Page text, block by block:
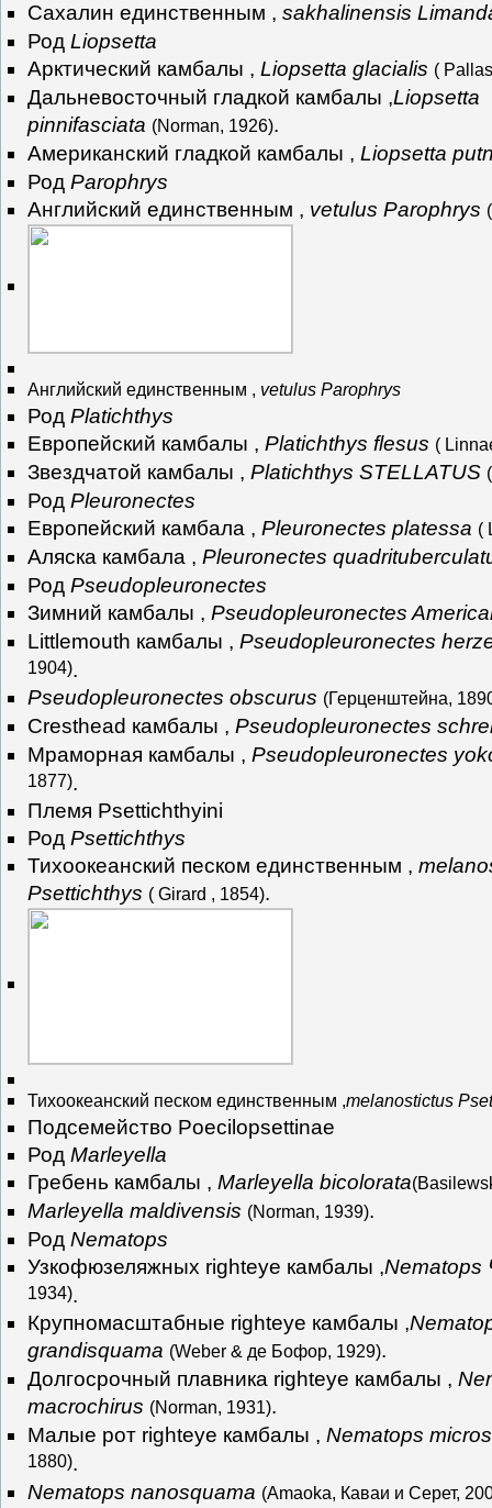
Сахалин единственным ,sakhalinensis
РодLiopsetta
Арктический камбалы ,Liopsetta glacialis (
Дальневосточный гладкой камбалы ,Liopsetta
pinnifasciata (Norman, 1926).
Американский гладкой камбалы ,Liopsetta
РодParophrys
Английский единственным , vetulus Parophrys
Английский единственным , vetulus Parophrys
РодPlatichthys
Европейский камбалы ,Platichthys flesus (
Звездчатой камбалы ,Platichthys STELLATUS
РодPleuronectes
Европейский камбала ,Pleuronectes platessa (
Аляска камбала ,Pleuronectes
РодPseudopleuronectes
Зимний камбалы ,Pseudopleuronectes
Littlemouth камбалы ,Pseudopleuronectes
1904).
Pseudopleuronectes obscurus (Герценштейна,
Cresthead камбалы ,Pseudopleuronectes
Мраморная камбалы ,Pseudopleuronectes
1877).
Племя Psettichthyini
РодPsettichthys
Тихоокеанский песком единственным ,
Psettichthys ( Girard , 1854).
Тихоокеанский песком единственным ,melanostictus
Подсемейство Poecilopsettinae
РодMarleyella
Гребень камбалы ,Marleyella bicolorata
Marleyella maldivensis (Norman, 1939).
РодNematops
Узкофюзеляжных righteye камбалы ,Nematops
1934).
Крупномасштабные righteye камбалы ,
grandisquama (Weber & де Бофор, 1929).
Долгосрочный плавника righteye камбалы ,
macrochirus (Norman, 1931).
Малые рот righteye камбалы ,Nematops
1880).
Nematops nanosquama (Amaoka, Каваи и Серет,